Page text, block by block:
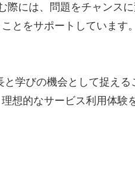
には、問題をチャンス
とをサポートしていま
学びの機会として捉え
想的なサービス利用体験